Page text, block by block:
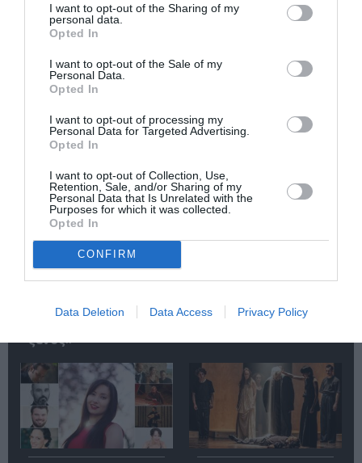
I want to opt-out of the Sharing of my
personal data.
Opted In
I want to opt-out of the Sale of my
Personal Data.
Opted In
I want to opt-out of processing my
Personal Data for Targeted Advertising.
Opted In
I want to opt-out of Collection, Use,
Retention, Sale, and/or Sharing of my
Personal Data that Is Unrelated with the
Purposes for which it was collected.
Opted In
CONFIRM
Data Deletion Data Access Privacy Policy
Σχετικά Άρθρα
9ο Φεστιβάλ
Ντοκιμαντέρ
εδώ, ξένος εκεί,
ξένος»
Διεθνές Φεστιβάλ
Κεφαλονιάς
«Κύματα»